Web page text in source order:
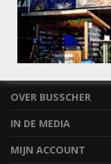
INFORMATIE
STEL JE VRAAG
OVER BUSSCHER
IN DE MEDIA
MIJN ACCOUNT